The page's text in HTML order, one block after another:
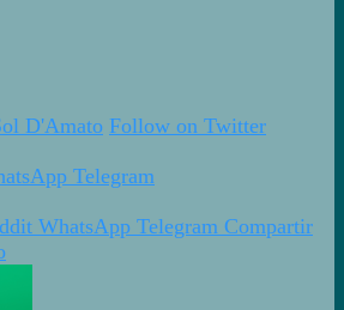
D'Amato Follow on Twitter
Telegram
WhatsApp Telegram Compartir